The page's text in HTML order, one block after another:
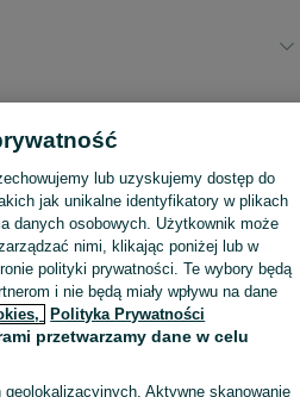
na OLX, aby skontaktować się z
Wyślij wiadomość
lub uzyskujemy dostęp do
jak unikalne identyfikatory w plikach
danych osobowych. Użytkownik może
nimi, klikając poniżej lub w
polityki prywatności. Te wybory będą
i nie będą miały wpływu na dane
Polityka Prywatności
przetwarzamy dane w celu
geolokalizacyjnych. Aktywne skanowanie